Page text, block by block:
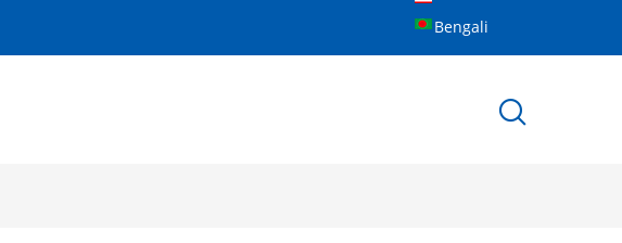
Bengali